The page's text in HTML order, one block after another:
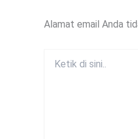
Alamat email Anda